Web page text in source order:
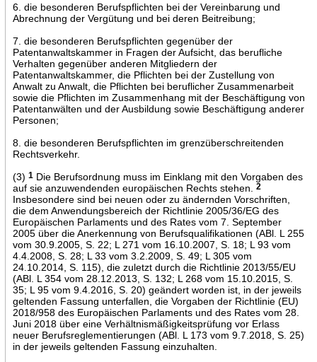
6. die besonderen Berufspflichten bei der Vereinbarung und
Abrechnung der Vergütung und bei deren Beitreibung;
7. die besonderen Berufspflichten gegenüber der
Patentanwaltskammer in Fragen der Aufsicht, das berufliche
Verhalten gegenüber anderen Mitgliedern der
Patentanwaltskammer, die Pflichten bei der Zustellung von
Anwalt zu Anwalt, die Pflichten bei beruflicher Zusammenarbeit
sowie die Pflichten im Zusammenhang mit der Beschäftigung von
Patentanwälten und der Ausbildung sowie Beschäftigung anderer
Personen;
8. die besonderen Berufspflichten im grenzüberschreitenden
Rechtsverkehr.
(3) 1Die Berufsordnung muss im Einklang mit den Vorgaben des
auf sie anzuwendenden europäischen Rechts stehen.
2
Insbesondere sind bei neuen oder zu ändernden Vorschriften,
die dem Anwendungsbereich der Richtlinie 2005/36/EG des
Europäischen Parlaments und des Rates vom 7. September
2005 über die Anerkennung von Berufsqualifikationen (ABl. L 255
vom 30.9.2005, S. 22; L 271 vom 16.10.2007, S. 18; L 93 vom
4.4.2008, S. 28; L 33 vom 3.2.2009, S. 49; L 305 vom
24.10.2014, S. 115), die zuletzt durch die Richtlinie 2013/55/EU
(ABl. L 354 vom 28.12.2013, S. 132; L 268 vom 15.10.2015, S.
35; L 95 vom 9.4.2016, S. 20) geändert worden ist, in der jeweils
geltenden Fassung unterfallen, die Vorgaben der Richtlinie (EU)
2018/958 des Europäischen Parlaments und des Rates vom 28.
Juni 2018 über eine Verhältnismäßigkeitsprüfung vor Erlass
neuer Berufsreglementierungen (ABl. L 173 vom 9.7.2018, S. 25)
in der jeweils geltenden Fassung einzuhalten.